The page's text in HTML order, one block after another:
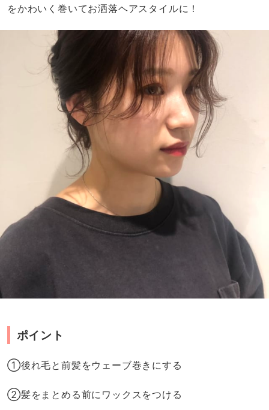
をかわいく巻いてお洒落ヘアスタイルに！
ポイント
①後れ毛と前髪をウェーブ巻きにする
②髪をまとめる前にワックスをつける